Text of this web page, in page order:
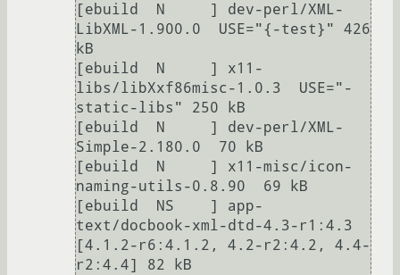
[ebuild  N     ] dev-perl/XML-
LibXML-1.900.0  USE="{-test}" 426
kB
[ebuild  N     ] x11-
libs/libXxf86misc-1.0.3  USE="-
static-libs" 250 kB
[ebuild  N     ] dev-perl/XML-
Simple-2.180.0  70 kB
[ebuild  N     ] x11-misc/icon-
naming-utils-0.8.90  69 kB
[ebuild  NS    ] app-
text/docbook-xml-dtd-4.3-r1:4.3
[4.1.2-r6:4.1.2, 4.2-r2:4.2, 4.4-
r2:4.4] 82 kB